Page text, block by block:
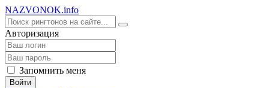
NAZVONOK.info
Авторизация
Запомнить меня
Войти